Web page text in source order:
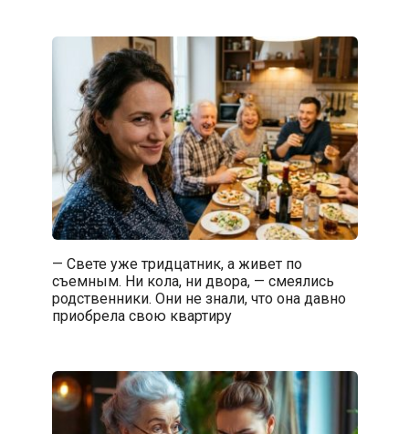
— Свете уже тридцатник, а живет по
съемным. Ни кола, ни двора, — смеялись
родственники. Они не знали, что она давно
приобрела свою квартиру